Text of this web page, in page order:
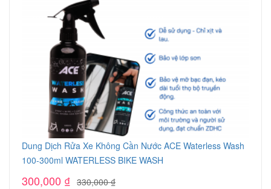
Dung Dịch Rửa Xe Không Cần Nước ACE Waterless Wash
100-300ml WATERLESS BIKE WASH
330,000₫
300,000 ₫